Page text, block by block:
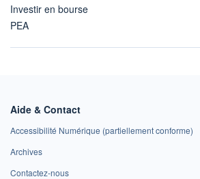
Investir en bourse
PEA
Aide & Contact
Accessibilité Numérique (partiellement conforme)
Archives
Contactez-nous